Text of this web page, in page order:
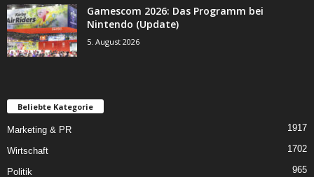
Gamescom 2026: Das Programm bei
Nintendo (Update)
5. August 2026
Beliebte Kategorie
Marketing & PR 1917
Wirtschaft 1702
Politik 965